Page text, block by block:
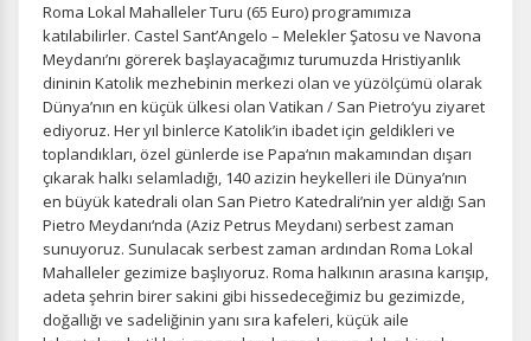
Roma Lokal Mahalleler Turu (65 Euro) programımıza
katılabilirler. Castel Sant’Angelo – Melekler Şatosu ve Navona
Meydanı’nı görerek başlayacağımız turumuzda Hristiyanlık
dininin Katolik mezhebinin merkezi olan ve yüzölçümü olarak
Dünya’nın en küçük ülkesi olan Vatikan / San Pietro‘yu ziyaret
ediyoruz. Her yıl binlerce Katolik’in ibadet için geldikleri ve
toplandıkları, özel günlerde ise Papa‘nın makamından dışarı
çıkarak halkı selamladığı, 140 azizin heykelleri ile Dünya’nın
en büyük katedrali olan San Pietro Katedrali’nin yer aldığı San
Pietro Meydanı‘nda (Aziz Petrus Meydanı) serbest zaman
sunuyoruz. Sunulacak serbest zaman ardından Roma Lokal
Mahalleler gezimize başlıyoruz. Roma halkının arasına karışıp,
adeta şehrin birer sakini gibi hissedeceğimiz bu gezimizde,
doğallığı ve sadeliğinin yanı sıra kafeleri, küçük aile